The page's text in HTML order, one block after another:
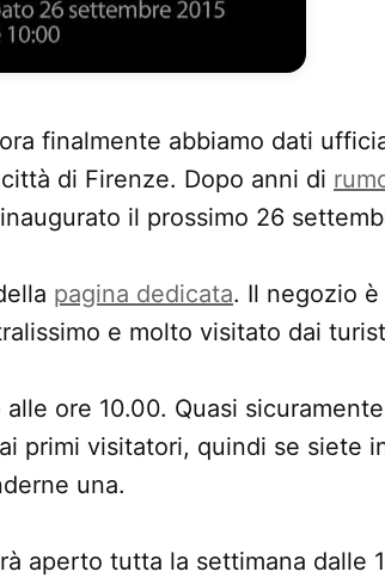
finalmente abbiamo dati
di Firenze. Dopo anni di
il prossimo 26
pagina dedicata. Il negozio è
e molto visitato dai
alle ore 10.00. Quasi
primi visitatori, quindi se siete
una.
aperto tutta la settimana dalle